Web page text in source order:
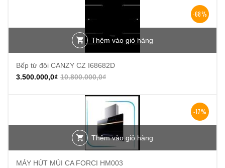
-68%
Thêm vào giỏ hàng
Bếp từ đôi CANZY CZ I68682D
10.800.000,0₫
3.500.000,0₫
-17%
Thêm vào giỏ hàng
MÁY HÚT MÙI CA FORCI HM003